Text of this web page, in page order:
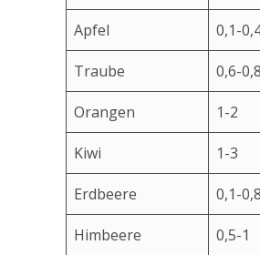
Apfel 0,1-
Traube 0,6-0,8
Orangen 1-2
Kiwi 1-3
Erdbeere 0,1-0,8
Himbeere 0,5-1